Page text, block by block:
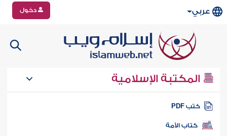
عربي دخول
المكتبة الإسلامية
كتب PDF